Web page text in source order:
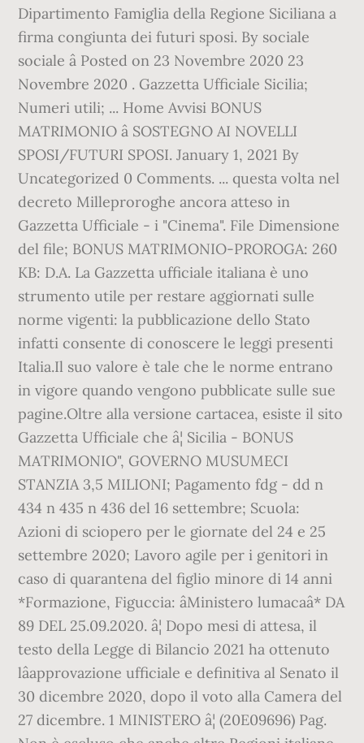
Dipartimento Famiglia della Regione Siciliana a
firma congiunta dei futuri sposi. By sociale
sociale â Posted on 23 Novembre 2020 23
Novembre 2020 . Gazzetta Ufficiale Sicilia;
Numeri utili; ... Home Avvisi BONUS
MATRIMONIO â SOSTEGNO AI NOVELLI
SPOSI/FUTURI SPOSI. January 1, 2021 By
Uncategorized 0 Comments. ... questa volta nel
decreto Milleproroghe ancora atteso in
Gazzetta Ufficiale - i "Cinema". File Dimensione
del file; BONUS MATRIMONIO-PROROGA: 260
KB: D.A. La Gazzetta ufficiale italiana è uno
strumento utile per restare aggiornati sulle
norme vigenti: la pubblicazione dello Stato
infatti consente di conoscere le leggi presenti
Italia.Il suo valore è tale che le norme entrano
in vigore quando vengono pubblicate sulle sue
pagine.Oltre alla versione cartacea, esiste il sito
Gazzetta Ufficiale che â¦ Sicilia - BONUS
MATRIMONIO", GOVERNO MUSUMECI
STANZIA 3,5 MILIONI; Pagamento fdg - dd n
434 n 435 n 436 del 16 settembre; Scuola:
Azioni di sciopero per le giornate del 24 e 25
settembre 2020; Lavoro agile per i genitori in
caso di quarantena del figlio minore di 14 anni
*Formazione, Figuccia: âMinistero lumacaâ* DA
89 DEL 25.09.2020. â¦ Dopo mesi di attesa, il
testo della Legge di Bilancio 2021 ha ottenuto
lâapprovazione ufficiale e definitiva al Senato il
30 dicembre 2020, dopo il voto alla Camera del
27 dicembre. 1 MINISTERO â¦ (20E09696) Pag.